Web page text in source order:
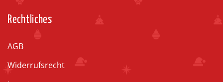
Rechtliches
AGB
Widerrufsrecht